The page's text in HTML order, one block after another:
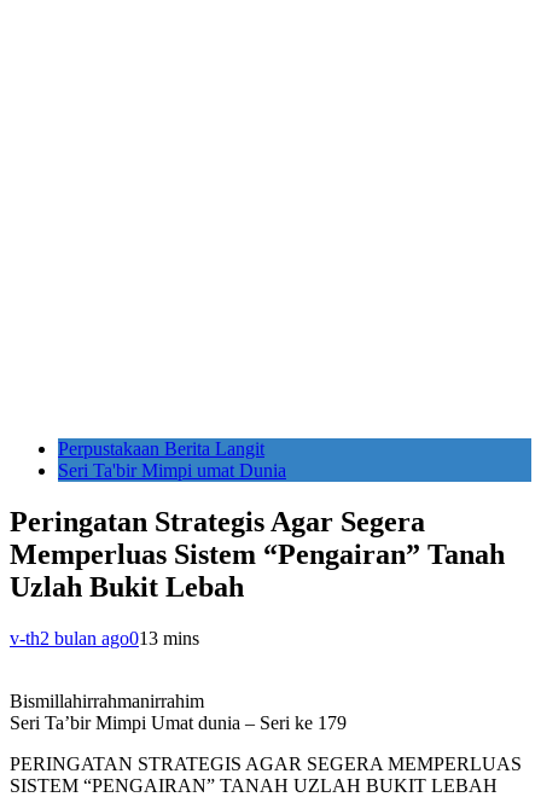
Perpustakaan Berita Langit
Seri Ta'bir Mimpi umat Dunia
Peringatan Strategis Agar Segera
Memperluas Sistem “Pengairan” Tanah
Uzlah Bukit Lebah
v-th2 bulan ago013 mins
Bismillahirrahmanirrahim
Seri Ta’bir Mimpi Umat dunia – Seri ke 179
PERINGATAN STRATEGIS AGAR SEGERA MEMPERLUAS
SISTEM “PENGAIRAN” TANAH UZLAH BUKIT LEBAH